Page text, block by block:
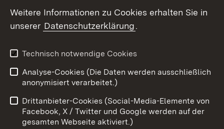
Social Wall
X / Twitter
Youtube
Benutzungshinweise
Barrierefreiheit
Datenschutz
Cookies
Weitere Informationen zu Cookies erhalten Sie in
unserer Datenschutzerklärung.
Technisch notwendige Cookies
Analyse-Cookies (Die Daten werden ausschließlich
anonymisiert verarbeitet.)
Drittanbieter-Cookies (Social-Media-Elemente von
Facebook, X / Twitter und Google werden auf der
gesamten Webseite aktiviert.)